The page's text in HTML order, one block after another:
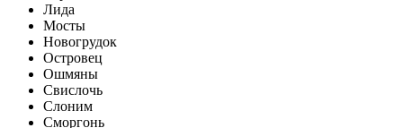
Лида
Мосты
Новогрудок
Островец
Ошмяны
Свислочь
Слоним
Сморгонь